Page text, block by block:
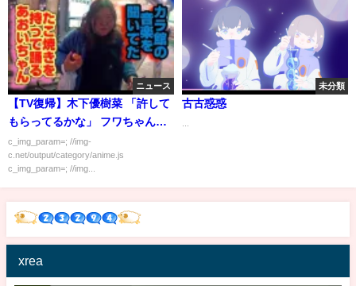
ニュース
【TV復帰】木下優樹菜 「許して
もらってるかな」 フワちゃん
「そこは分かんないですけ
ど…」
c_img_param=; //img-
c.net/output/category/anime.js
c_img_param=; //img...
未分類
古古惑惑
...
xrea